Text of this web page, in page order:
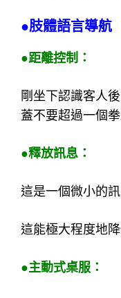
●肢體語言導航
●距離控制：
剛坐下認識客人
蓋不要超過一個
●釋放訊息：
這是一個微小的
這能極大程度地
●主動式桌服：